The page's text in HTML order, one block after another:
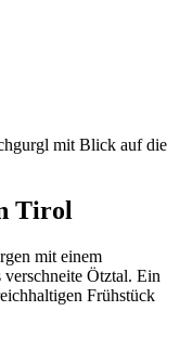
Tirol
mit einem
Ötztal. Ein
Frühstück